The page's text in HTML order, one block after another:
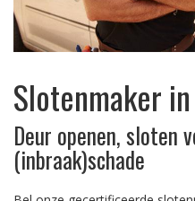
Slotenmaker
Deur openen, sloten
(inbraak)schade